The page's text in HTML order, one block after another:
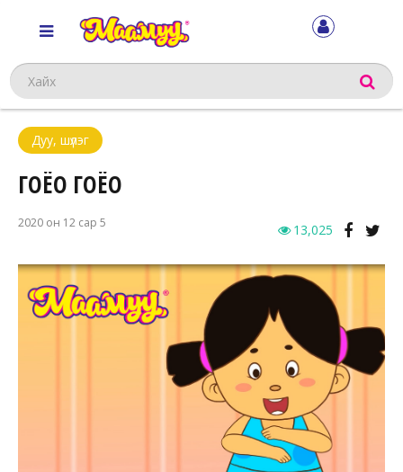
Хайх
Дуу, шүлэг
ГОЁО ГОЁО
2020 он 12 сар 5 13,025